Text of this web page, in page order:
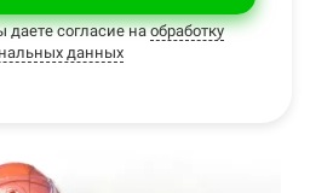
даете согласие наобработку
данных